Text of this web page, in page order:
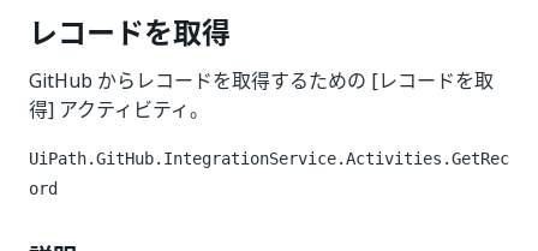
レコードを取得
GitHub からレコードを取得するための [レコードを取
得] アクティビティ。
UiPath.GitHub.IntegrationService.Activities.GetRec
ord